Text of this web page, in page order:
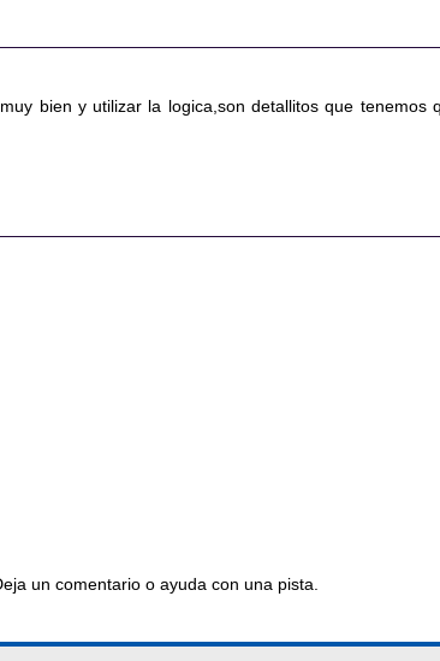
bien y utilizar la logica,son detallitos que tenemos
un comentario o ayuda con una pista.